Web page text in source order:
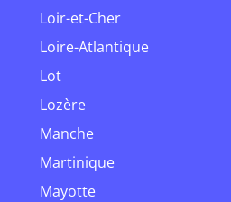
Loir-et-Cher
Loire-Atlantique
Lot
Lozère
Manche
Martinique
Mayotte